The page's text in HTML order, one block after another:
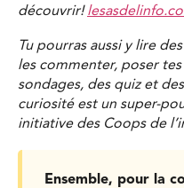
découvrir!
Tu pourras aussi y lire
les commenter, poser
sondages, des quiz et
curiosité est un super-
initiative des Coops de
Ensemble, pour la